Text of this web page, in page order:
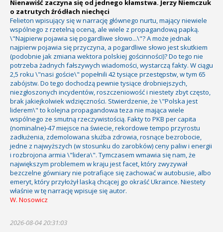
Nienawiść zaczyna się od jednego kłamstwa. Jerzy Niemczuk
o zatrutych źródłach niechęci
Felieton wpisujący się w narrację głównego nurtu, mający niewiele
wspólnego z rzetelną oceną, ale wiele z propagandową papką.
\"Najpierw pojawia się pogardliwe słowo...\"? A może jednak
najpierw pojawia się przyczyna, a pogardliwe słowo jest skutkiem
(podobnie jak zmiana wektora polskiej gościnności)? Do tego nie
potrzeba żadnych fałszywych wiadomości, wystarczą fakty. W ciągu
2,5 roku \"nasi goście\" popełnili 42 tysiące przestępstw, w tym 65
zabójstw. Do tego dochodzą pewnie tysiące drobniejszych,
niezgłoszonych incydentów, roszczeniowość i niestety zbyt często,
brak jakiejkolwiek wdzięczności. Stwierdzenie, że \"Polska jest
liderem\" to kolejna propagandowa teza nie mająca wiele
wspólnego ze smutną rzeczywistością. Fakty to PKB per capita
(nominalne)-47 miejsce na świecie, rekordowe tempo przyrostu
zadłużenia, zdemolowana służba zdrowia, rosnące bezrobocie,
jedne z najwyższych (w stosunku do zarobków) ceny paliw i energii
i rozbrojona armia \"lidera\". Tymczasem wmawia się nam, że
największym problemem w kraju jest facet, który zwyzywał
bezczelne gówniary nie potrafiące się zachować w autobusie, albo
emeryt, który przyłożył laską chcącej go okraść Ukraince. Niestety
właśnie w tę narrację wpisuje się autor.
W. Nosowicz
2026-08-04 20:31:03